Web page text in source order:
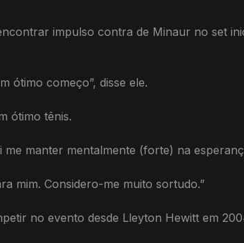
impulso contra de Minaur no set
ótimo começo”, disse ele.
ótimo tênis.
manter mentalmente (forte) na
mim. Considero-me muito sortudo.”
no evento desde Lleyton Hewitt em